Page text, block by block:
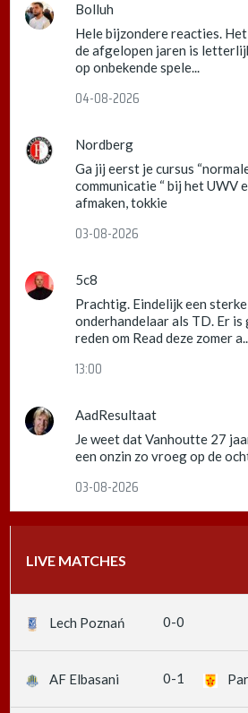
Bolluh
Hele bijzondere reacties. Het
de afgelopen jaren is
op onbekende spele...
04-08-2026
Nordberg
Ga jij eerst je cursus
communicatie “ bij het UWV
afmaken, tokkie
03-08-2026
5c8
Prachtig. Eindelijk een sterke
onderhandelaar als TD. Er is
reden om Read deze zomer
13:00
AadResultaat
Je weet dat Vanhoutte 27
een onzin zo vroeg op de
03-08-2026
LIVE MATCHES
Lech Poznań 0-0
AF Elbasani 0-1